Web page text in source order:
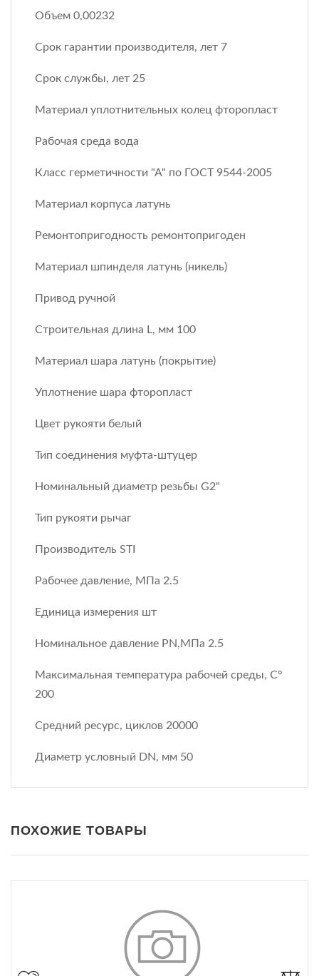
Объем 0,00232
Срок гарантии производителя, лет 7
Срок службы, лет 25
Материал уплотнительных колец фторопласт
Рабочая среда вода
Класс герметичности "А" по ГОСТ 9544-2005
Материал корпуса латунь
Ремонтопригодность ремонтопригоден
Материал шпинделя латунь (никель)
Привод ручной
Строительная длина L, мм 100
Материал шара латунь (покрытие)
Уплотнение шара фторопласт
Цвет рукояти белый
Тип соединения муфта-штуцер
Номинальный диаметр резьбы G2"
Тип рукояти рычаг
Производитель STI
Рабочее давление, МПа 2.5
Единица измерения шт
Номинальное давление PN,МПа 2.5
Максимальная температура рабочей среды, С°
200
Средний ресурс, циклов 20000
Диаметр условный DN, мм 50
ПОХОЖИЕ ТОВАРЫ